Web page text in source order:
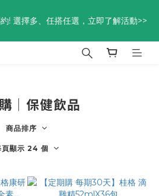
折
! 選擇多、任搭任選，立即了解活動>>
$300  優惠碼<go88> $5,000享88
│保健飲品
商品排序
頁顯示 24 個